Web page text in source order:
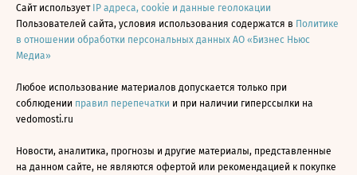
Сайт использует IP адреса, cookie и данные геолокации
Пользователей сайта, условия использования содержатся в Политике
в отношении обработки персональных данных АО «Бизнес Ньюс
Медиа»
Любое использование материалов допускается только при
соблюдении правил перепечатки и при наличии гиперссылки на
vedomosti.ru
Новости, аналитика, прогнозы и другие материалы, представленные
на данном сайте, не являются офертой или рекомендацией к покупке